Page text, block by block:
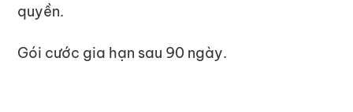
quyền.
Gói cước gia hạn sau 90 ngày.